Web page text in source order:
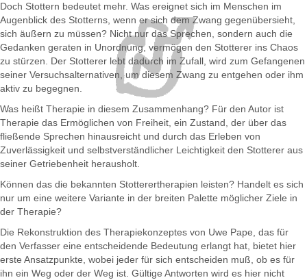
Doch Stottern bedeutet mehr. Was ereignet sich im Menschen im
Augenblick des Stotterns, wenn er sich dem Zwang gegenübersieht,
sich äußern zu müssen? Nicht nur das Sprechen, sondern auch die
Gedanken geraten in Unordnung, vermögen den Stotterer ins Chaos
zu stürzen. Der Stotterer lebt dadurch im Zufall, wird zum Gefangenen
seiner Versuchsalternativen, um diesem Zwang zu entgehen oder ihm
aktiv zu begegnen.
Was heißt Therapie in diesem Zusammenhang? Für den Autor ist
Therapie das Ermöglichen von Freiheit, ein Zustand, der über das
fließende Sprechen hinausreicht und durch das Erleben von
Zuverlässigkeit und selbstverständlicher Leichtigkeit den Stotterer aus
seiner Getriebenheit herausholt.
Können das die bekannten Stotterertherapien leisten? Handelt es sich
nur um eine weitere Variante in der breiten Palette möglicher Ziele in
der Therapie?
Die Rekonstruktion des Therapiekonzeptes von Uwe Pape, das für
den Verfasser eine entscheidende Bedeutung erlangt hat, bietet hier
erste Ansatzpunkte, wobei jeder für sich entscheiden muß, ob es für
ihn ein Weg oder der Weg ist. Gültige Antworten wird es hier nicht